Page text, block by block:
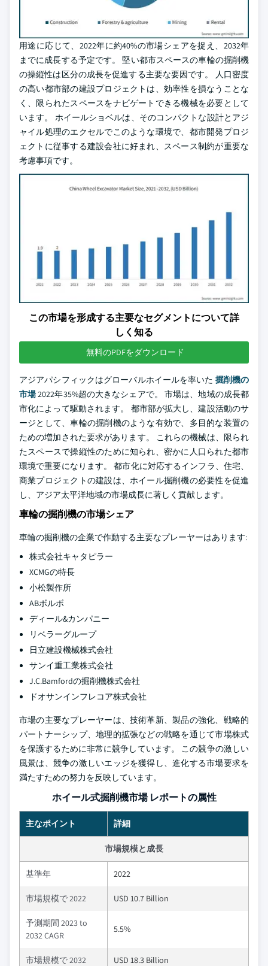
用途に応じて、2022年に約40%の市場シェアを捉え、2032年
までに成長する予定です。 堅い都市スペースの車輪の掘削機
の操縦性は区分の成長を促進する主要な要因です。 人口密度
の高い都市部の建設プロジェクトは、効率性を損なうことな
く、限られたスペースをナビゲートできる機械を必要として
います。 ホイールショベルは、そのコンパクトな設計とアジ
ャイル処理のエクセルでこのような環境で、都市開発プロジ
ェクトに従事する建設会社に好まれ、スペース制約が重要な
考慮事項です。
この市場を形成する主要なセグメントについて詳
しく知る
無料のPDFをダウンロード
アジアパシフィックはグローバルホイールを率いた 掘削機の
市場2022年35%超の大きなシェアで。 市場は、地域の成長都
市化によって駆動されます。 都市部が拡大し、建設活動のサ
ージとして、車輪の掘削機のような有効で、多目的な装置の
ための増加された要求があります。 これらの機械は、限られ
たスペースで操縦性のために知られ、密かに人口られた都市
環境で重要になります。 都市化に対応するインフラ、住宅、
商業プロジェクトの建設は、ホイール掘削機の必要性を促進
し、アジア太平洋地域の市場成長に著しく貢献します。
車輪の掘削機の市場シェア
車輪の掘削機の企業で作動する主要なプレーヤーはあります:
株式会社キャタピラー
XCMGの特長
小松製作所
ABボルボ
ディール&カンパニー
リベラーグループ
日立建設機械株式会社
サンイ重工業株式会社
J.C.Bamfordの掘削機株式会社
ドオサンインフレコア株式会社
市場の主要なプレーヤーは、技術革新、製品の強化、戦略的
パートナーシップ、地理的拡張などの戦略を通じて市場株式
を保護するために非常に競争しています。 この競争の激しい
風景は、競争の激しいエッジを獲得し、進化する市場要求を
満たすための努力を反映しています。
ホイール式掘削機市場 レポートの属性
主なポイント 詳細
市場規模と成長
基準年 2022
市場規模で 2022 USD 10.7 Billion
予測期間 2023 to
2032 CAGR
5.5%
市場規模で 2032 USD 18.3 Billion